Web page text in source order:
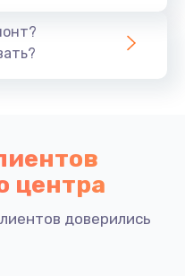
Ваша
годов выпуска
центра
доверились